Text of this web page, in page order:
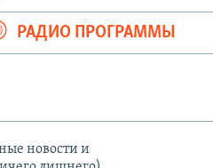
РАДИО ПРОГРАММЫ
новости и